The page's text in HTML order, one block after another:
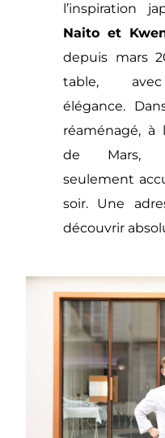
l’inspiration
Naito et
depuis mars
table,
élégance.
réaménagé, à
de Mars,
seulement
soir. Une
découvrir